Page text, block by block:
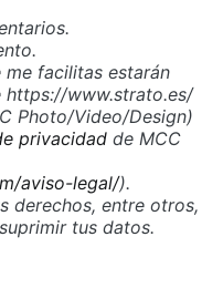
facilitas estarán
https://www.strato.es/
Photo/Video/Design)
privacidad de MCC
aviso-legal/).
derechos, entre otros,
tus datos.